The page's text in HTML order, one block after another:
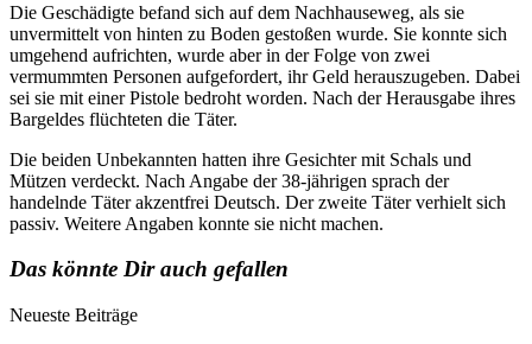
Die Geschädigte befand sich auf dem Nachhauseweg, als sie
unvermittelt von hinten zu Boden gestoßen wurde. Sie konnte sich
umgehend aufrichten, wurde aber in der Folge von zwei
vermummten Personen aufgefordert, ihr Geld herauszugeben. Dabei
sei sie mit einer Pistole bedroht worden. Nach der Herausgabe ihres
Bargeldes flüchteten die Täter.
Die beiden Unbekannten hatten ihre Gesichter mit Schals und
Mützen verdeckt. Nach Angabe der 38-jährigen sprach der
handelnde Täter akzentfrei Deutsch. Der zweite Täter verhielt sich
passiv. Weitere Angaben konnte sie nicht machen.
Das könnte Dir auch gefallen
Neueste Beiträge